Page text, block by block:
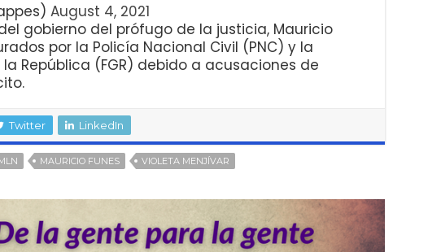
August 4, 2021
gobierno del prófugo de la justicia, Mauricio
por la Policía Nacional Civil (PNC) y la
República (FGR) debido a acusaciones de
Twitter LinkedIn
MAURICIO FUNES VIOLETA MENJÍVAR